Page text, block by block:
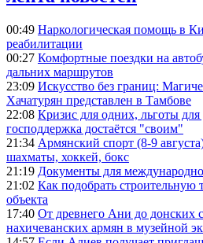
00:49 Наркологическая помощь в
реабилитации
00:27 Комфортные поездки на
дальних маршрутов
23:09 Искусство без границ:
Хачатурян представлен в Тамбове
22:08 Кризис для одних, льготы
господдержка достаётся "своим"
21:34 Армянский спорт (8-9
шахматы, хоккей, бокс
21:19 Документы для
21:02 Как подобрать строительную
объекта
17:40 От древнего Ани до донских
нахичеванских армян в музейной